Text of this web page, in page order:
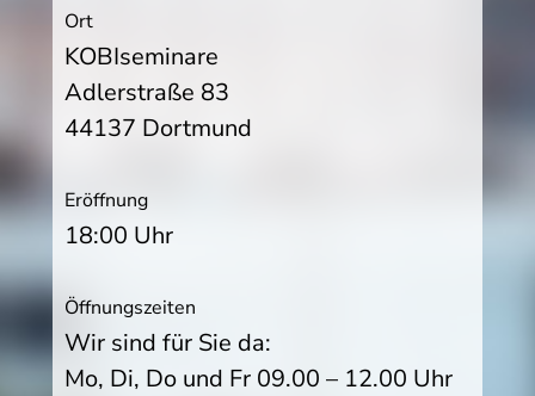
Ort
KOBIseminare
Adlerstraße 83
44137 Dortmund
Eröffnung
18:00 Uhr
Öffnungszeiten
Wir sind für Sie da:
Mo, Di, Do und Fr 09.00 – 12.00 Uhr